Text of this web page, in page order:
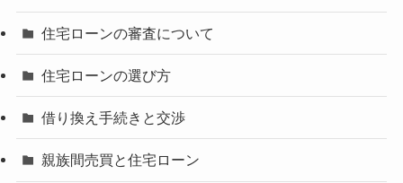
住宅ローンの審査について
住宅ローンの選び方
借り換え手続きと交渉
親族間売買と住宅ローン